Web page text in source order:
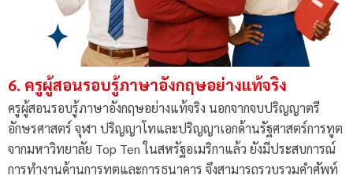
6. ครูผู้สอนรอบรู้ภาษาอังกฤษอย่างแท้จริง
ครูผู้สอนรอบรู้ภาษาอังกฤษอย่างแท้จริง นอกจากจบปริญญาตรี
อักษรศาสตร์ จุฬา ปริญญาโทและปริญญาเอกด้านรัฐศาสตร์การทูต
จากมหาวิทยาลัย Top Ten ในสหรัฐอเมริกาแล้ว ยังมีประสบการณ์
การทำงานด้านการทูตและการธนาคาร จึงสามารถรวบรวมคำศัพท์